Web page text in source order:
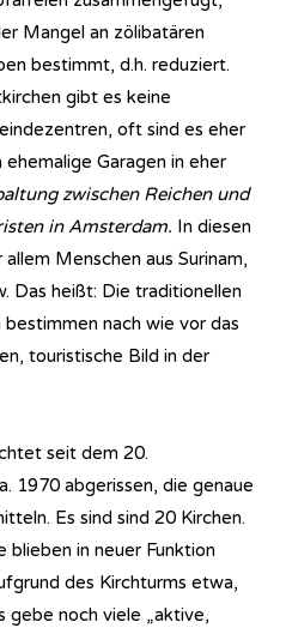
Mangel an zölibatären
bestimmt, d.h. reduziert.
gibt es keine
oft sind es eher
Garagen in eher
zwischen Reichen und
in Amsterdam. In diesen
Menschen aus Surinam,
Das heißt: Die traditionellen
nach wie vor das
touristische Bild in der
seit dem 20.
1970 abgerissen, die genaue
Es sind sind 20 Kirchen.
blieben in neuer Funktion
des Kirchturms etwa,
gebe noch viele „aktive,